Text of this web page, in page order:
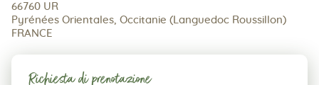
66760 UR
Pyrénées Orientales, Occitanie (Languedoc Roussillon)
FRANCE
Richiesta di prenotazione